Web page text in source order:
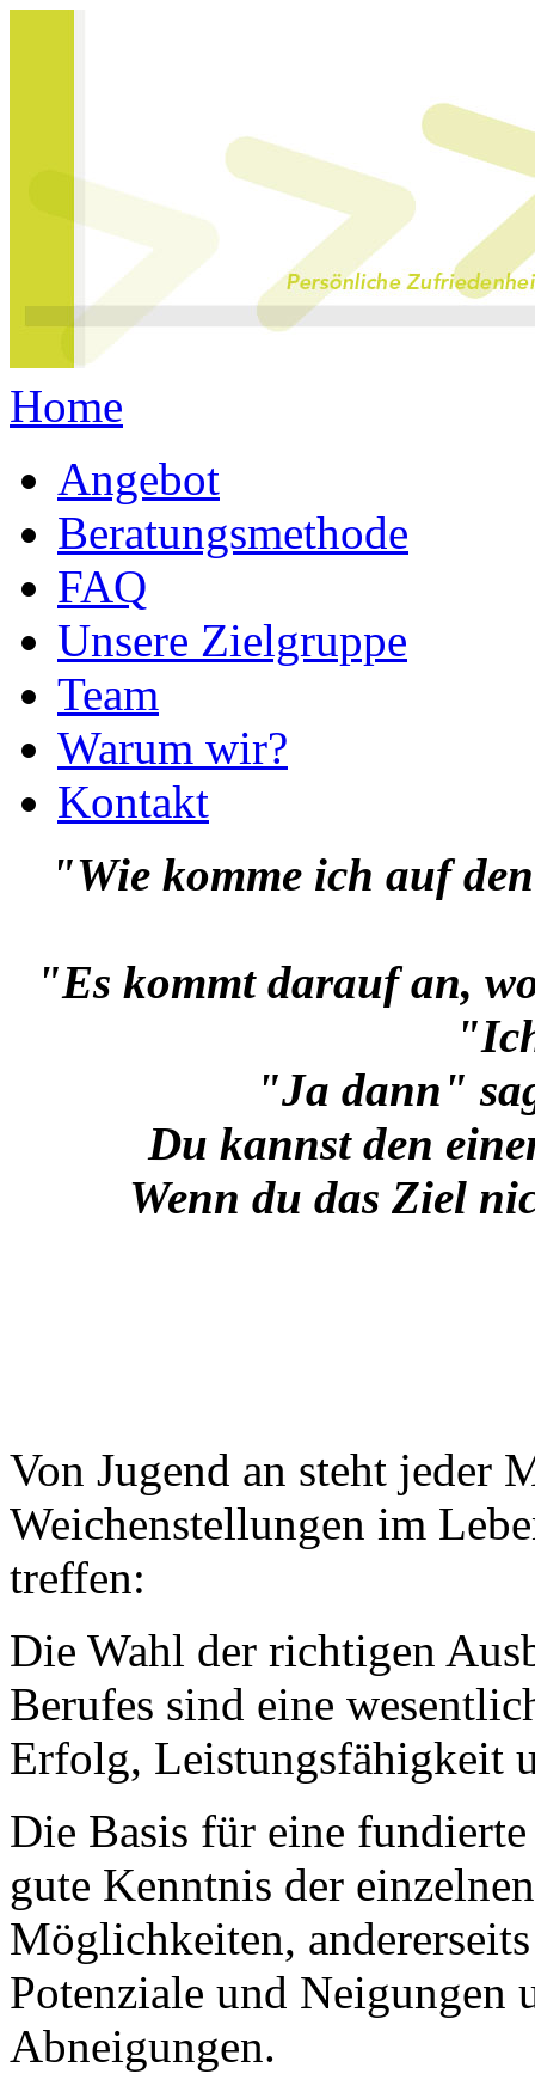
Home
Angebot
Beratungsmethode
FAQ
Unsere Zielgruppe
Team
Warum wir?
Kontakt
"Wie komme ich auf
"Es kommt darauf an,
"Ja dann"
Du kannst den
Wenn du das Ziel
Von Jugend an steht jeder
Weichenstellungen im
treffen:
Die Wahl der richtigen
Berufes sind eine
Erfolg, Leistungsfähigkeit
Die Basis für eine
gute Kenntnis der
Möglichkeiten,
Potenziale und Neigungen
Abneigungen.